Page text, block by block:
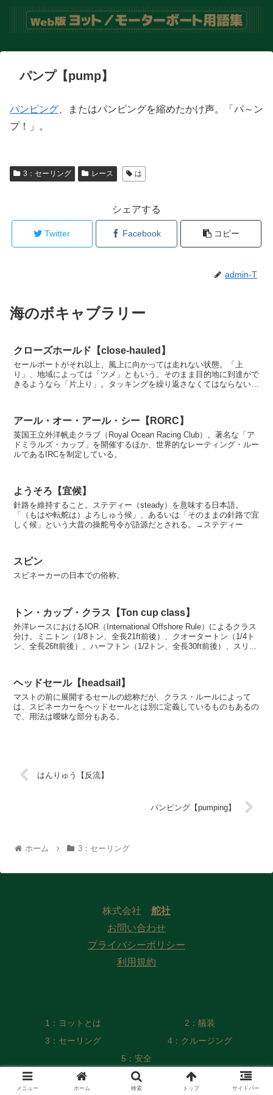
パンプ【pump】
パンピング 、またはパンピングを縮めたかけ声。「パ～ン
プ！」。
3：セーリング レース は
シェアする
Twitter Facebook コピー
admin-T
海のボキャブラリー
クローズホールド【close-hauled】
セールボートがそれ以上、風上に向かっては走れない状態。「上
り」、地域によっては「ツメ」ともいう。そのまま目的地に到達がで
きるようなら「片上り」。タッキングを繰り返さなくてはならないよ
アール・オー・アール・シー【RORC】
英国王立外洋帆走クラブ（Royal Ocean Racing Club）。著名な「ア
ドミラルズ・カップ」を開催するほか、世界的なレーティング・ルー
ルであるIRCを制定している。
ようそろ【宜候】
針路を維持すること。ステディー（steady）を意味する日本語。
「（もはや転舵は）よろしゅう候」、あるいは「そのままの針路で宜
しく候」という大昔の操舵号令が語源だとされる。→ステディー
スピン
スピネーカーの日本での俗称。
トン・カップ・クラス【Ton cup class】
外洋レースにおけるIOR（International Offshore Rule）によるクラス
分け。ミニトン（1/8トン、全長21ft前後）、クオータートン（1/4ト
ン、全長26ft前後）、ハーフトン（1/2トン、全長30ft前後）、スリ...
ヘッドセール【headsail】
マストの前に展開するセールの総称だが、クラス・ルールによって
は、スピネーカーをヘッドセールとは別に定義しているものもあるの
で、用法は曖昧な部分もある。
はんりゅう【反流】
パンピング【pumping】
ホーム 3：セーリング
株式会社 舵社
お問い合わせ
プライバシーポリシー
利用規約
1：ヨットとは
2：艤装
3：セーリング
4：クルージング
5：安全
© 2022 Web版 ヨット／モーターボート用語集 編纂委員会
メニュー ホーム 検索 トップ サイドバー